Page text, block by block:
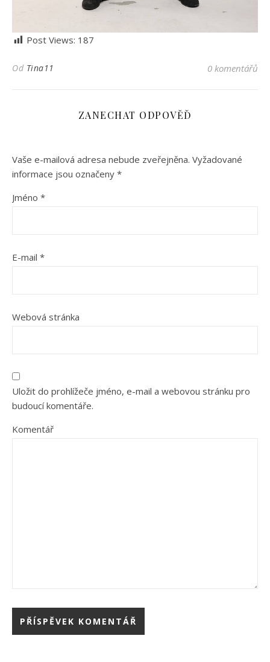
Post Views: 187
Od Tina11 0 komentářů
ZANECHAT ODPOVĚĎ
Vaše e-mailová adresa nebude zveřejněna. Vyžadované
informace jsou označeny *
Jméno *
E-mail *
Webová stránka
Uložit do prohlížeče jméno, e-mail a webovou stránku pro
budoucí komentáře.
Komentář